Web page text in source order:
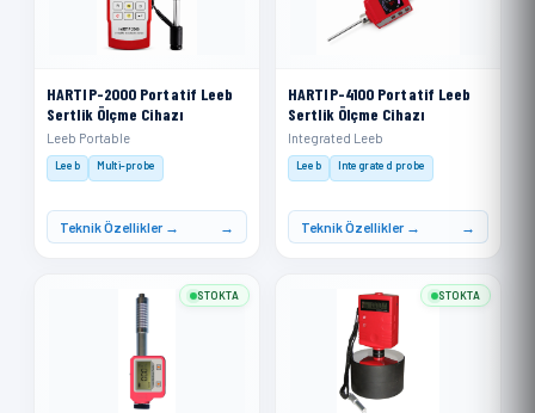
HARTIP-2000 Portatif Leeb
Sertlik Ölçme Cihazı
Leeb Portable
Leeb Multi-probe
Teknik Özellikler →
HARTIP-4100 Portatif Leeb
Sertlik Ölçme Cihazı
Integrated Leeb
Leeb Integrated probe
Teknik Özellikler →
STOKTA STOKTA